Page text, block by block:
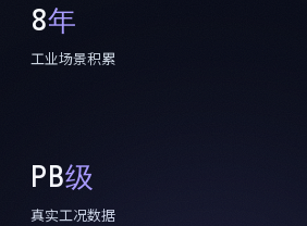
5年
工业场景积累
PB级
真实工况数据